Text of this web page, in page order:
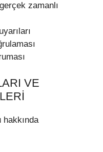
zamanlı
VE